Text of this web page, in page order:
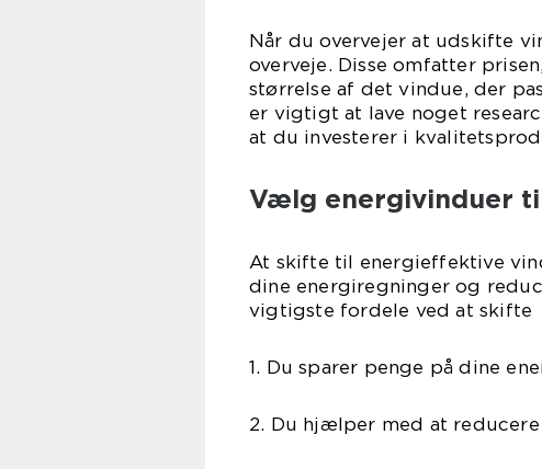
Når du overvejer at udskifte
overveje. Disse omfatter
størrelse af det vindue, der
er vigtigt at lave noget
at du investerer i
Vælg energivinduer
At skifte til energieffektive
dine energiregninger og
vigtigste fordele ved at skifte
1. Du sparer penge på dine
2. Du hjælper med at